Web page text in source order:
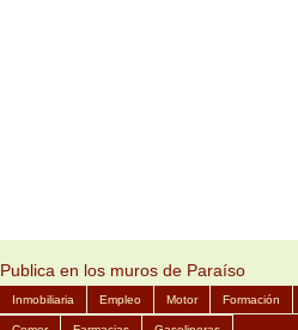
Publica en los muros de Paraíso
Inmobiliaria Empleo Motor Formación